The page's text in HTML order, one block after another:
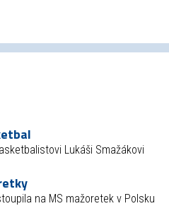
Lukáši Smažákovi
na MS mažoretek v Polsku